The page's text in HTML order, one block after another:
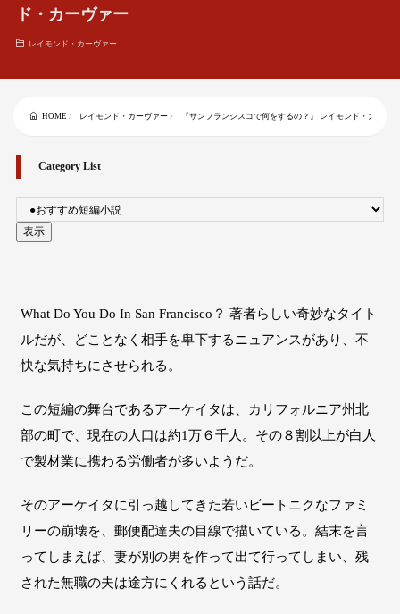
ド・カーヴァー
レイモンド・カーヴァー
HOME レイモンド・カーヴァー 『サンフランシスコで何をするの？』 レイモンド・カーヴ
Category List
What Do You Do In San Francisco？ 著者らしい奇妙なタイト
ルだが、どことなく相手を卑下するニュアンスがあり、不
快な気持ちにさせられる。
この短編の舞台であるアーケイタは、カリフォルニア州北
部の町で、現在の人口は約1万６千人。その８割以上が白人
で製材業に携わる労働者が多いようだ。
そのアーケイタに引っ越してきた若いビートニクなファミ
リーの崩壊を、郵便配達夫の目線で描いている。結末を言
ってしまえば、妻が別の男を作って出て行ってしまい、残
された無職の夫は途方にくれるという話だ。